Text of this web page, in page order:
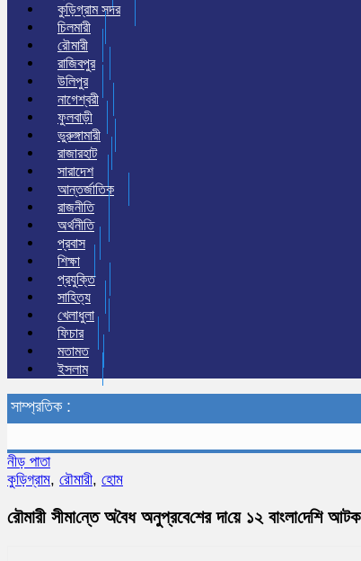
কুড়িগ্রাম সদর
চিলমারী
রৌমারী
রাজিবপুর
উলিপুর
নাগেশ্বরী
ফুলবাড়ী
ভুরুঙ্গামারী
রাজারহাট
সারাদেশ
আন্তর্জাতিক
রাজনীতি
অর্থনীতি
প্রবাস
শিক্ষা
প্রযুক্তি
সাহিত্য
খেলাধুলা
ফিচার
মতামত
ইসলাম
সাম্প্রতিক :
নীড় পাতা
কুড়িগ্রাম, রৌমারী, হোম
রৌমারী সীমা‌ন্তে অ‌বৈধ অনুপ্রবে‌শের দা‌য়ে ১২ বাংলা‌দে‌শি আটক